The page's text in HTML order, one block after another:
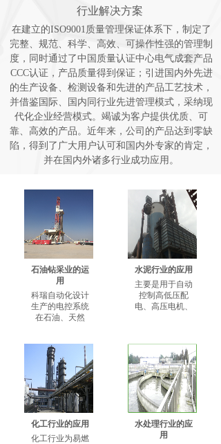
行业解决方案
在建立的ISO9001质量管理保证体系下，制定了
完整、规范、科学、高效、可操作性强的管理制
度，同时通过了中国质量认证中心电气成套产品
CCC认证，产品质量得到保证；引进国内外先进
的生产设备、检测设备和先进的产品工艺技术，
并借鉴国际、国内同行业先进管理模式，采纳现
代化企业经营模式。竭诚为客户提供优质、可
靠、高效的产品。近年来，公司的产品达到零缺
陷，得到了广大用户认可和国内外专家的肯定，
并在国内外诸多行业成功应用。
石油钻采业的运
用
科瑞自动化设计
生产的电控系统
在石油、天然
水泥行业的应用
主要是用于自动
控制高低压配
电、高压电机、
化工行业的应用
化工行业为易燃
水处理行业的应
用